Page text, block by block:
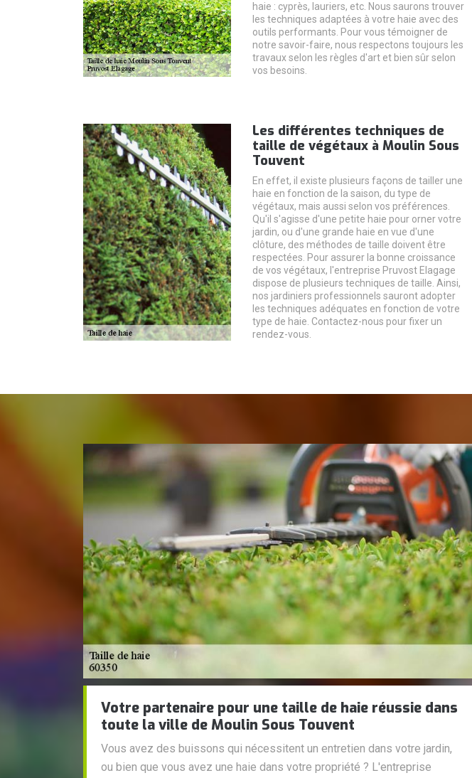
haie : cyprès, lauriers, etc. Nous saurons trouver
les techniques adaptées à votre haie avec des
outils performants. Pour vous témoigner de
notre savoir-faire, nous respectons toujours les
travaux selon les règles d'art et bien sûr selon
vos besoins.
Les différentes techniques de
taille de végétaux à Moulin Sous
Touvent
En effet, il existe plusieurs façons de tailler une
haie en fonction de la saison, du type de
végétaux, mais aussi selon vos préférences.
Qu'il s'agisse d'une petite haie pour orner votre
jardin, ou d'une grande haie en vue d'une
clôture, des méthodes de taille doivent être
respectées. Pour assurer la bonne croissance
de vos végétaux, l'entreprise Pruvost Elagage
dispose de plusieurs techniques de taille. Ainsi,
nos jardiniers professionnels sauront adopter
les techniques adéquates en fonction de votre
type de haie. Contactez-nous pour fixer un
rendez-vous.
Votre partenaire pour une taille de haie réussie dans
toute la ville de Moulin Sous Touvent
Vous avez des buissons qui nécessitent un entretien dans votre jardin,
ou bien que vous avez une haie dans votre propriété ? L'entreprise